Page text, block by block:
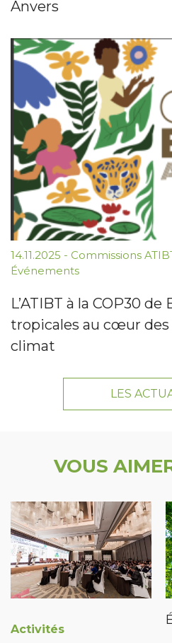
Anvers
14.11.2025 - Commissions
Événements
L’ATIBT à la COP30
tropicales au cœur
climat
LES
VOUS
Activités